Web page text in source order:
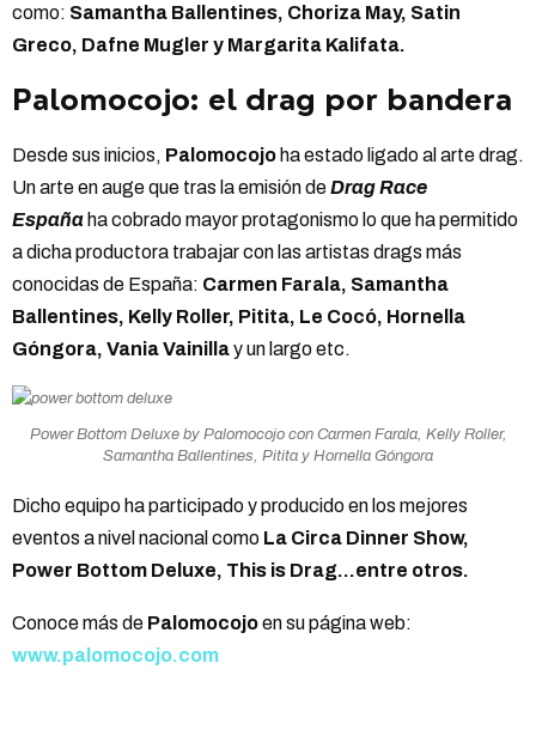
como: Samantha Ballentines, Choriza May, Satin
Greco, Dafne Mugler y Margarita Kalifata.
Palomocojo: el drag por bandera
Desde sus inicios, Palomocojo ha estado ligado al arte drag.
Un arte en auge que tras la emisión deDrag Race
España ha cobrado mayor protagonismo lo que ha permitido
a dicha productora trabajar con las artistas drags más
conocidas de España: Carmen Farala, Samantha
Ballentines, Kelly Roller, Pitita, Le Cocó, Hornella
Góngora, Vania Vainillay un largo etc.
Power Bottom Deluxe by Palomocojo con Carmen Farala, Kelly Roller,
Samantha Ballentines, Pitita y Hornella Góngora
Dicho equipo ha participado y producido en los mejores
eventos a nivel nacional como La Circa Dinner Show,
Power Bottom Deluxe, This is Drag…entre otros.
Conoce más de Palomocojoen su página web:
www.palomocojo.com